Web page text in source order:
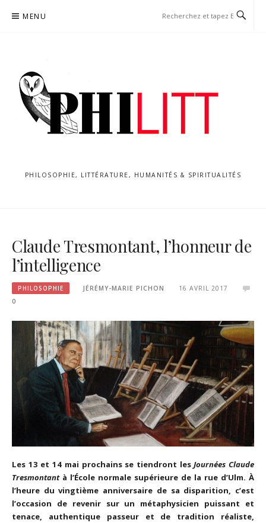
MENU
PHILOSOPHIE, LITTÉRATURE, HUMANITÉS & SPIRITUALITÉS
Claude Tresmontant, l’honneur de
l’intelligence
PHILOSOPHIE JÉRÉMY-MARIE PICHON
16 AVRIL 2017
0
Les 13 et 14 mai prochains se tiendront lesJournées Claude
Tresmontant à l’École normale supérieure de la rue d’Ulm. À
l’heure du vingtième anniversaire de sa disparition, c’est
l’occasion de revenir sur un métaphysicien puissant et
tenace, authentique passeur et de tradition réaliste,